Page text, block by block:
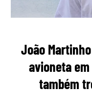
João
avioneta
também